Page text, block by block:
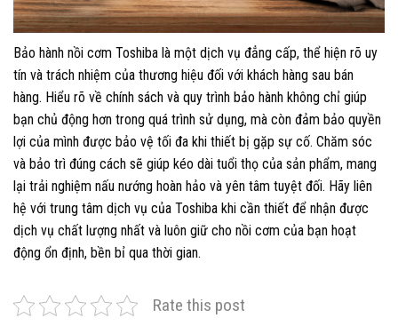
Bảo hành nồi cơm Toshiba là một dịch vụ đẳng cấp, thể hiện rõ uy
tín và trách nhiệm của thương hiệu đối với khách hàng sau bán
hàng. Hiểu rõ về chính sách và quy trình bảo hành không chỉ giúp
bạn chủ động hơn trong quá trình sử dụng, mà còn đảm bảo quyền
lợi của mình được bảo vệ tối đa khi thiết bị gặp sự cố. Chăm sóc
và bảo trì đúng cách sẽ giúp kéo dài tuổi thọ của sản phẩm, mang
lại trải nghiệm nấu nướng hoàn hảo và yên tâm tuyệt đối. Hãy liên
hệ với trung tâm dịch vụ của Toshiba khi cần thiết để nhận được
dịch vụ chất lượng nhất và luôn giữ cho nồi cơm của bạn hoạt
động ổn định, bền bỉ qua thời gian.
Rate this post